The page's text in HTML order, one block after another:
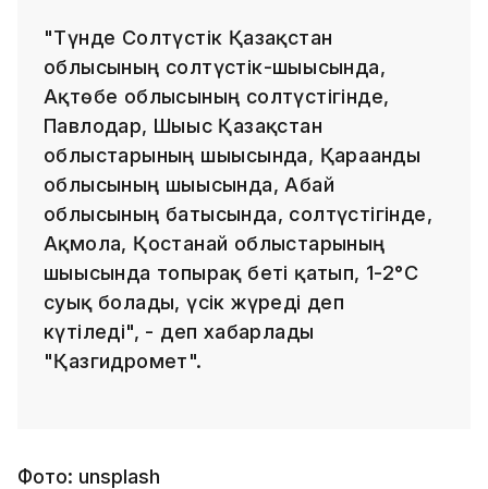
"Түнде Солтүстік Қазақстан
облысының солтүстік-шығысында,
Ақтөбе облысының солтүстігінде,
Павлодар, Шығыс Қазақстан
облыстарының шығысында, Қарағанды
облысының шығысында, Абай
облысының батысында, солтүстігінде,
Ақмола, Қостанай облыстарының
шығысында топырақ беті қатып, 1-2°С
суық болады, үсік жүреді деп
күтіледі", - деп хабарлады
"Қазгидромет".
Фото: unsplash